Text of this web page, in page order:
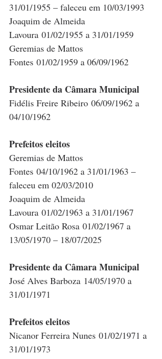
31/01/1955 – faleceu em 10/03/1993
Joaquim de Almeida
Lavoura 01/02/1955 a 31/01/1959
Geremias de Mattos
Fontes 01/02/1959 a 06/09/1962
Presidente da Câmara Municipal
Fidélis Freire Ribeiro 06/09/1962 a
04/10/1962
Prefeitos eleitos
Geremias de Mattos
Fontes 04/10/1962 a 31/01/1963 –
faleceu em 02/03/2010
Joaquim de Almeida
Lavoura 01/02/1963 a 31/01/1967
Osmar Leitão Rosa 01/02/1967 a
13/05/1970 – 18/07/2025
Presidente da Câmara Municipal
José Alves Barboza 14/05/1970 a
31/01/1971
Prefeitos eleitos
Nicanor Ferreira Nunes 01/02/1971 a
31/01/1973